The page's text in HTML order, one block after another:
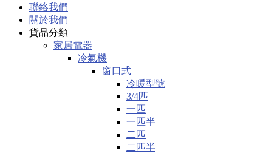
聯絡我們
關於我們
貨品分類
家居電器
冷氣機
窗口式
冷暖型號
3/4匹
一匹
一匹半
二匹
二匹半